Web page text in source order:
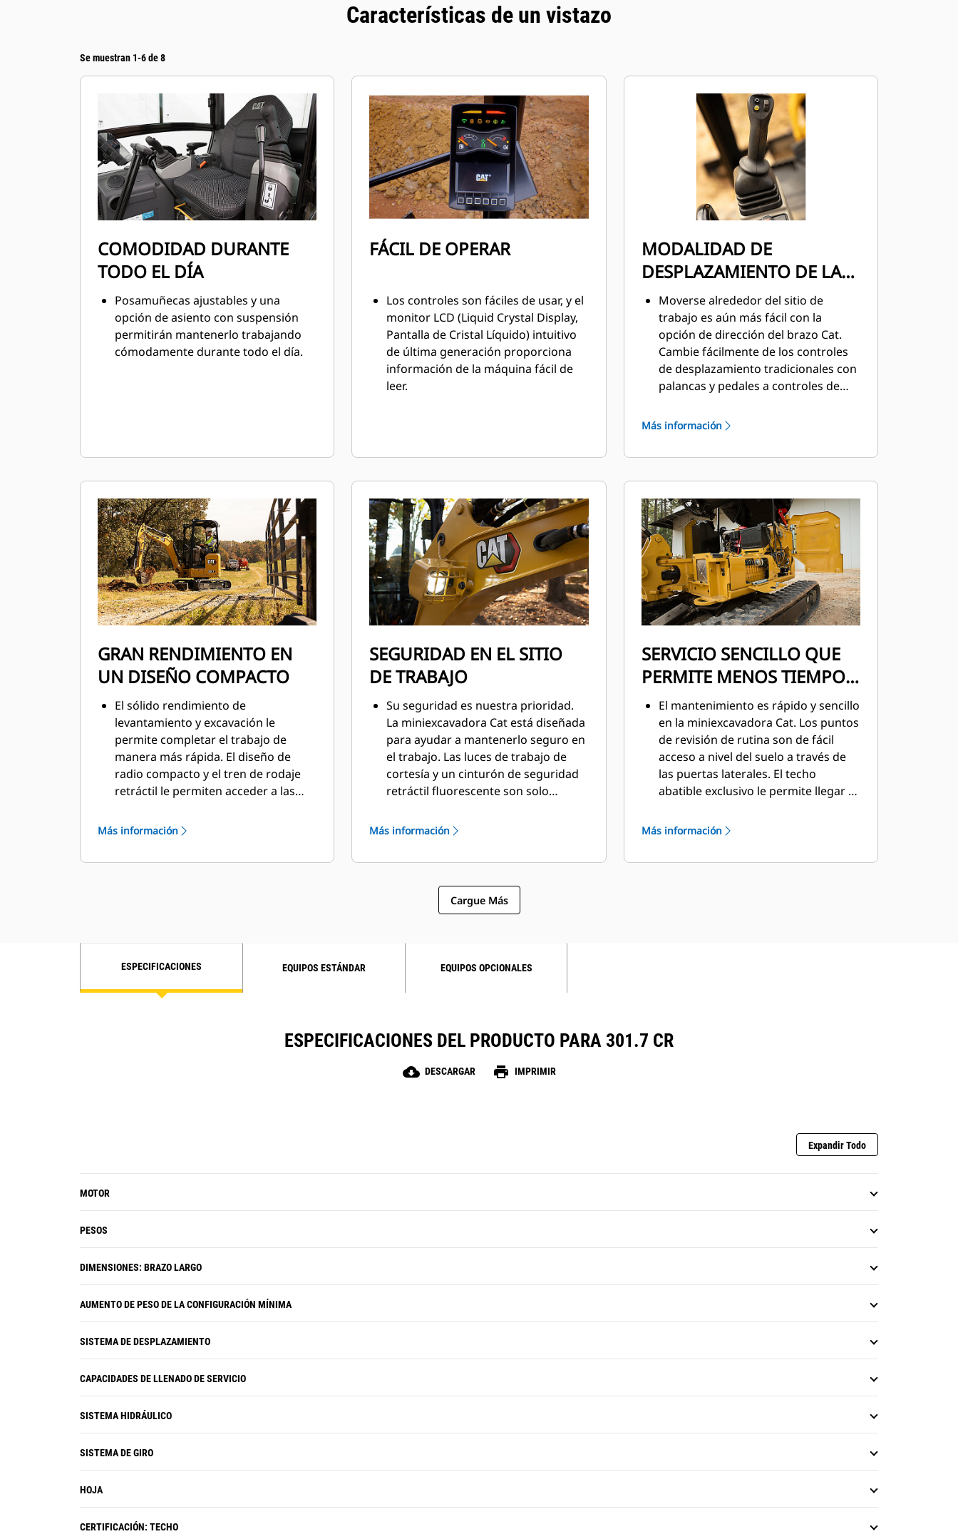
Características de un vistazo
Se muestran 1-6 de 8
COMODIDAD DURANTE
TODO EL DÍA
Posamuñecas ajustables y una
opción de asiento con suspensión
permitirán mantenerlo trabajando
cómodamente durante todo el día.
FÁCIL DE OPERAR
Los controles son fáciles de usar, y el
monitor LCD (Liquid Crystal Display,
Pantalla de Cristal Líquido) intuitivo
de última generación proporciona
información de la máquina fácil de
leer.
MODALIDAD DE
DESPLAZAMIENTO DE LA
DIRECCIÓN DEL BRAZO
Moverse alrededor del sitio de
trabajo es aún más fácil con la
opción de dirección del brazo Cat.
Cambie fácilmente de los controles
de desplazamiento tradicionales con
palancas y pedales a controles de
un botón. El beneficio de menos
alcance de las manos.
Más información
GRAN RENDIMIENTO EN
UN DISEÑO COMPACTO
El sólido rendimiento de
levantamiento y excavación le
permite completar el trabajo de
manera más rápida. El diseño de
radio compacto y el tren de rodaje
retráctil le permiten acceder a las
estas. Las opciones de posición libre
la hoja facilitan la limpieza.
Más información
SEGURIDAD EN EL SITIO
DE TRABAJO
Su seguridad es nuestra prioridad.
La miniexcavadora Cat está diseñada
para ayudar a mantenerlo seguro en
el trabajo. Las luces de trabajo de
cortesía y un cinturón de seguridad
retráctil fluorescente son solo
seguridad que incorporamos en la
Más información
SERVICIO SENCILLO QUE
PERMITE MENOS TIEMPO
DE INACTIVIDAD
El mantenimiento es rápido y sencillo
en la miniexcavadora Cat. Los puntos
de revisión de rutina son de fácil
acceso a nivel del suelo a través de
las puertas laterales. El techo
abatible exclusivo le permite llegar a
cuando sea necesario.
Más información
Cargue Más
ESPECIFICACIONES EQUIPOS ESTÁNDAR EQUIPOS OPCIONALES
ESPECIFICACIONES DEL PRODUCTO PARA 301.7 CR
cloud_download DESCARGAR print IMPRIMIR
Expandir Todo
MOTOR
PESOS
DIMENSIONES: BRAZO LARGO
AUMENTO DE PESO DE LA CONFIGURACIÓN MÍNIMA
SISTEMA DE DESPLAZAMIENTO
CAPACIDADES DE LLENADO DE SERVICIO
SISTEMA HIDRÁULICO
SISTEMA DE GIRO
HOJA
CERTIFICACIÓN: TECHO